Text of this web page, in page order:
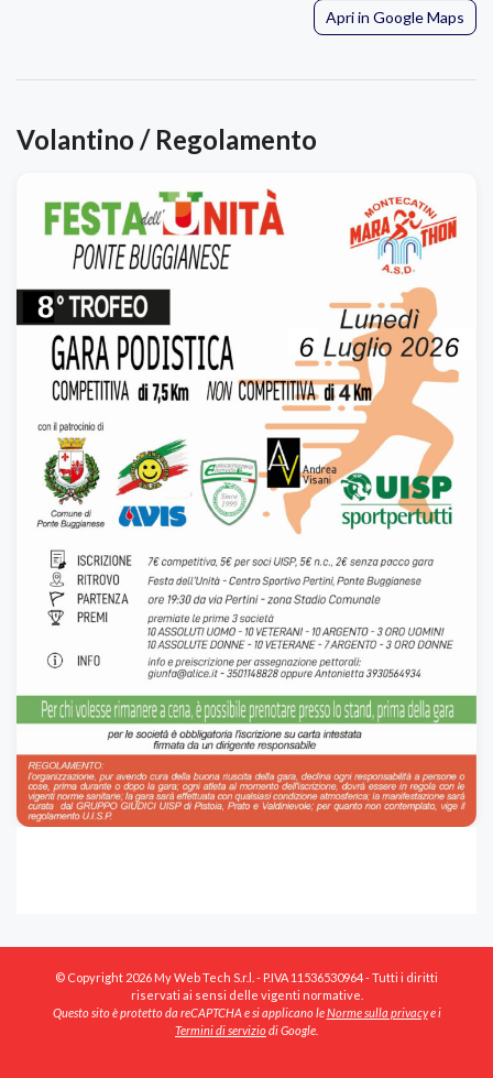
Apri in Google Maps
Volantino / Regolamento
© Copyright 2026 My Web Tech S.r.l. - P.IVA 11536530964 - Tutti i diritti
riservati ai sensi delle vigenti normative.
Questo sito è protetto da reCAPTCHA e si applicano leNorme sulla privacye i
Termini di serviziodi Google.